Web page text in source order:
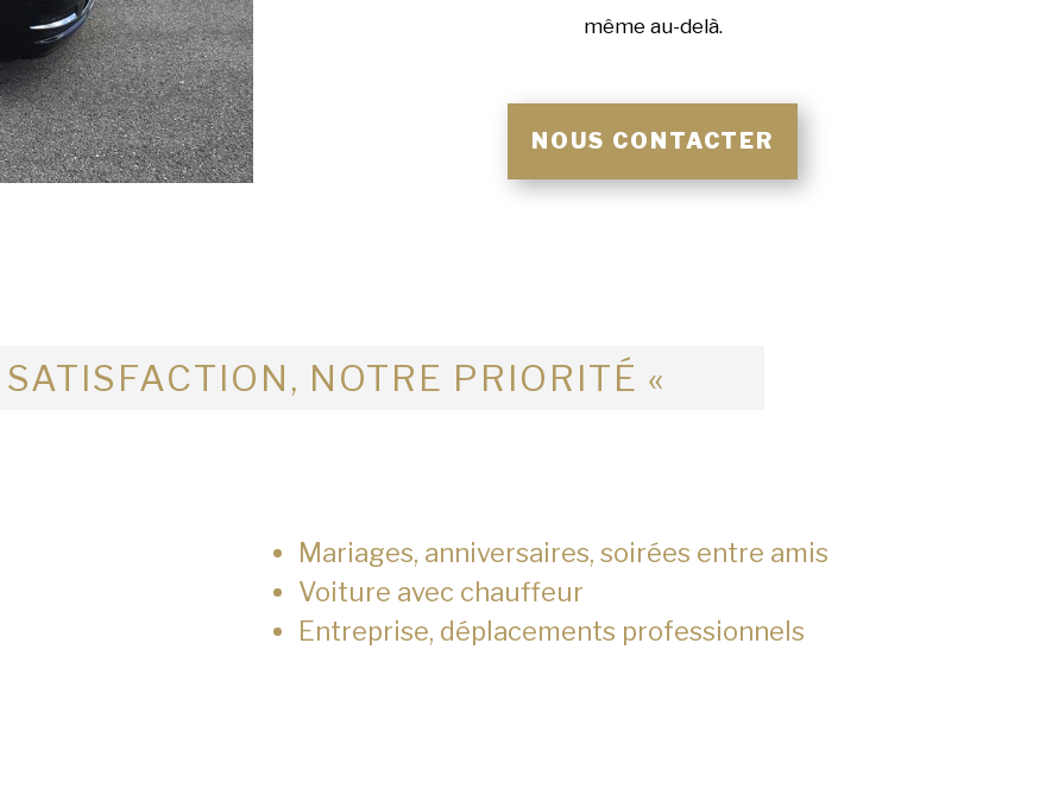
même au-delà.
NOUS CONTACTER
SATISFACTION, NOTRE PRIORITÉ «
Mariages, anniversaires, soirées entre amis
Voiture avec chauffeur
Entreprise, déplacements professionnels